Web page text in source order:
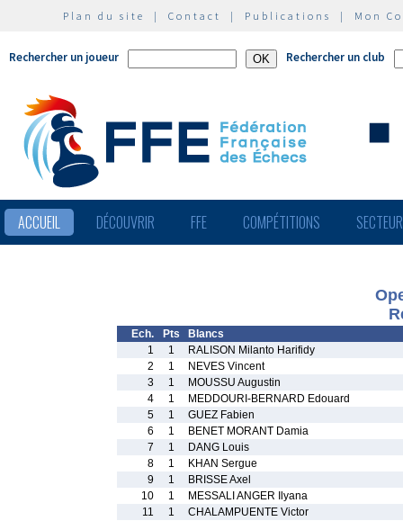
Plan du site | Contact | Publications | Mon
Rechercher un joueur Rechercher un club
ACCUEIL DÉCOUVRIR FFE COMPÉTITIONS
Ech. Pts
Blancs
1
1
RALISON Milanto Harifidy
2
1
NEVES Vincent
3
1
MOUSSU Augustin
4
1
MEDDOURI-BERNARD Edouard
5
1
GUEZ Fabien
6
1
BENET MORANT Damia
7
1
DANG Louis
8
1
KHAN Sergue
9
1
BRISSE Axel
10
1
MESSALI ANGER Ilyana
11
1
CHALAMPUENTE Victor